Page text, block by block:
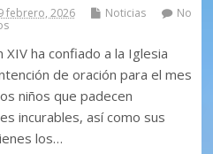
febrero, 2026 Noticias
No
XIV ha confiado a la Iglesia
de oración para el mes
niños que padecen
incurables, así como sus
los…